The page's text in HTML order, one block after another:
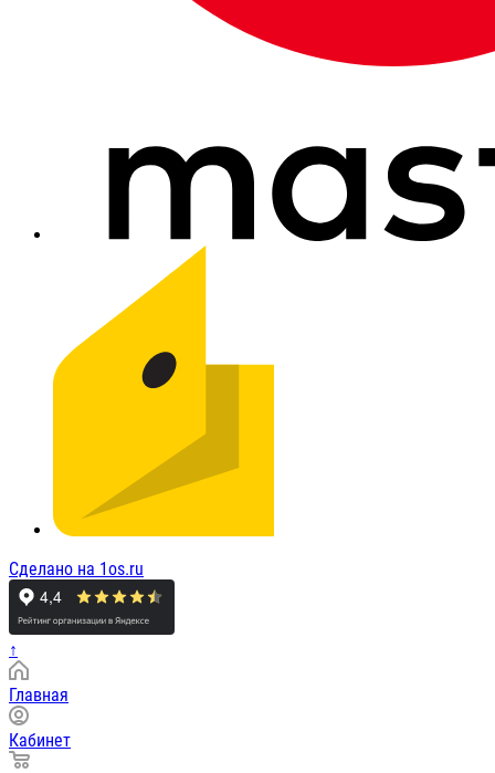
Сделано на 1os.ru
↑
Главная
Кабинет